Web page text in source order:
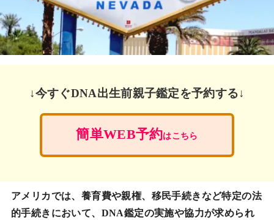
↓今すぐDNA出生前親子鑑定を予約する↓
簡単WEB予約はこちら
アメリカでは、養育費や親権、移民手続きなど特定の法
的手続きにおいて、DNA鑑定の実施や協力が求められ